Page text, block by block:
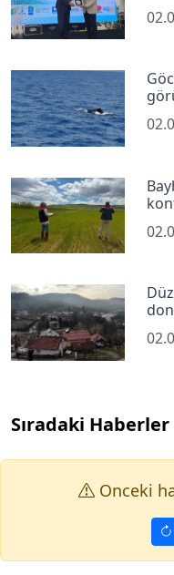
Sıradaki Haberler
Onceki